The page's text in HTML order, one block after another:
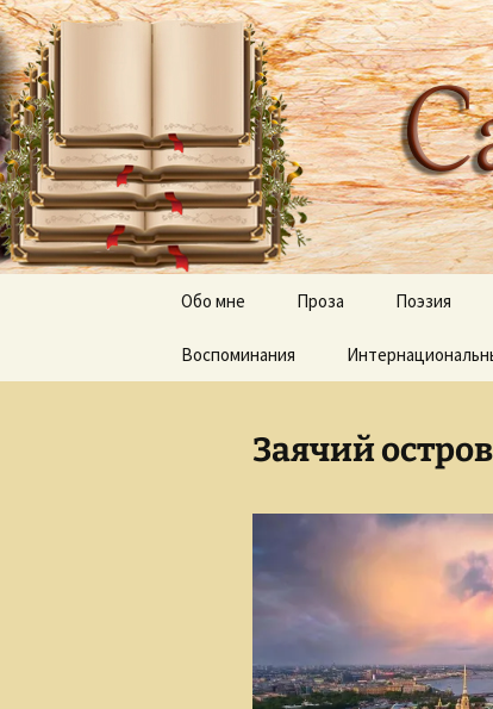
Перейти
к
содержимому
Сайт
Творческое
Обо мне Проза
Дерево апостола Луки
Неведомый путь
Слепые и прозревшие
Сказки для взрослых
Поэзия
Отражения,
Воспоминания
Заячий